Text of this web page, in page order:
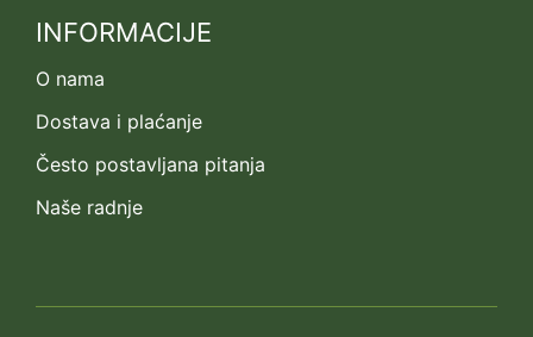
INFORMACIJE
O nama
Dostava i plaćanje
Često postavljana pitanja
Naše radnje